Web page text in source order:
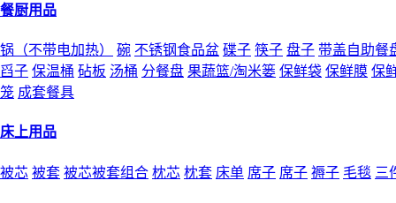
餐厨用品
锅（不带电加热） 碗 不锈钢食品盆 碟子 筷子 盘子 带盖自助餐
舀子 保温桶 砧板 汤桶 分餐盘 果蔬篮/淘米篓 保鲜袋 保鲜膜 保
笼 成套餐具
床上用品
被芯 被套 被芯被套组合 枕芯 枕套 床单 席子 席子 褥子 毛毯 三